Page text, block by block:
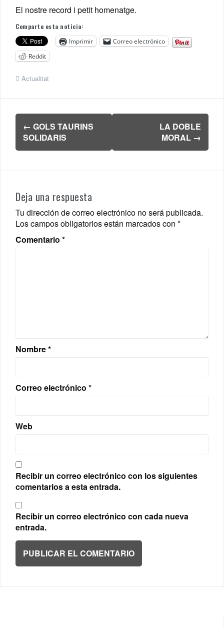
El nostre record i petit homenatge.
Comparte esta noticia:
Imprimir
Correo electrónico
Reddit
Actualitat
Navegación
de
entradas
← GOLS TAURINS
SOLIDARIS
LA DOBLE
MORAL →
Deja una respuesta
Tu dirección de correo electrónico no será publicada.
Los campos obligatorios están marcados con *
Comentario *
Nombre*
Correo electrónico *
Web
Recibir un correo electrónico con los siguientes
comentarios a esta entrada.
Recibir un correo electrónico con cada nueva
entrada.